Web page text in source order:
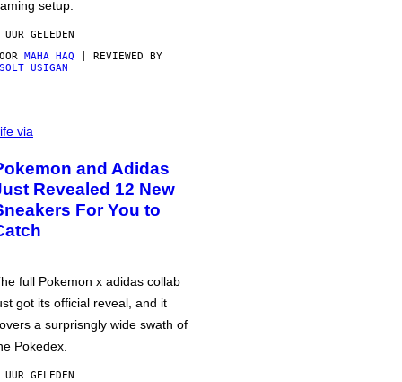
setup.
GELEDEN
MAHA HAQ | REVIEWED BY
USIGAN
via
and Adidas
Revealed 12 New
For You to
full Pokemon x adidas collab
got its official reveal, and it
a surprisngly wide swath of
Pokedex.
GELEDEN